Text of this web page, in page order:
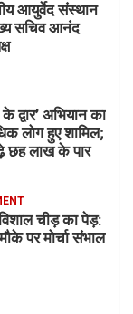
आयुर्वेद संस्थान
सचिव आनंद
अभियान का
लोग हुए शामिल;
छह लाख के पार
विशाल चीड़ का पेड़:
पर मोर्चा संभाल